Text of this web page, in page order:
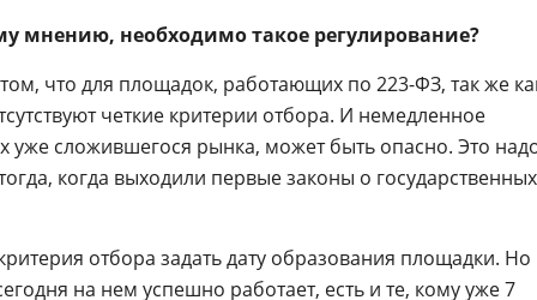
мнению, необходимо такое регулирование?
что для площадок, работающих по 223-ФЗ, так же
четкие критерии отбора. И немедленное
уже сложившегося рынка, может быть опасно. Это
когда выходили первые законы о государственных
отбора задать дату образования площадки. Но
на нем успешно работает, есть и те, кому уже 7